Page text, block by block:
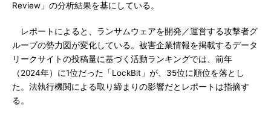
Review」の分析結果を基にしている。
レポートによると、ランサムウェアを開発／運営する攻撃者グ
ループの勢力図が変化している。被害企業情報を掲載するデータ
リークサイトの投稿量に基づく活動ランキングでは、前年
（2024年）に1位だった「LockBit」が、35位に順位を落とし
た。法執行機関による取り締まりの影響だとレポートは指摘す
る。